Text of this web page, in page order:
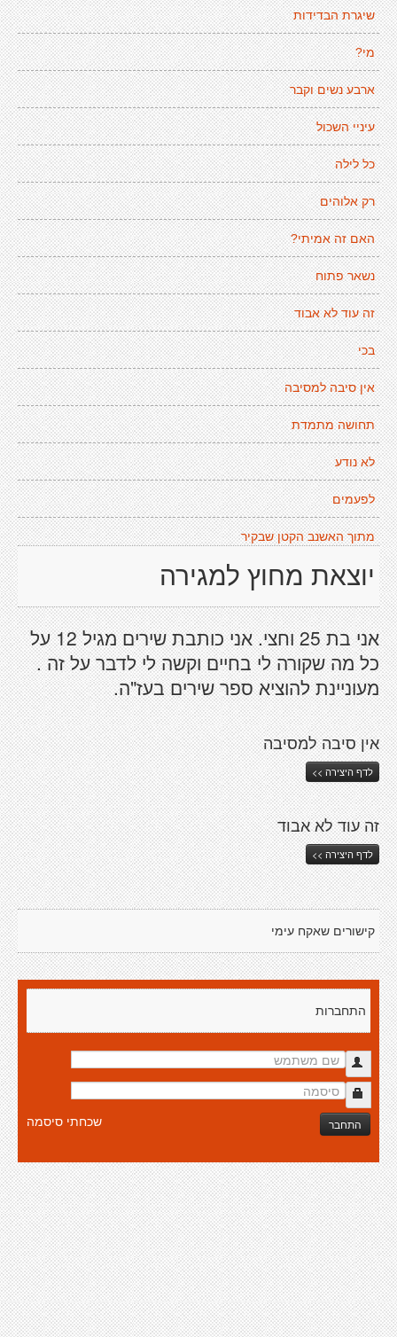
שיגרת הבדידות
מי?
ארבע נשים וקבר
עיניי השכול
כל לילה
רק אלוהים
האם זה אמיתי?
נשאר פתוח
זה עוד לא אבוד
בכי
אין סיבה למסיבה
תחושה מתמדת
לא נודע
לפעמים
מתוך האשנב הקטן שבקיר
יוצאת מחוץ למגירה
אני בת 25 וחצי. אני כותבת שירים מגיל 12 על
כל מה שקורה לי בחיים וקשה לי לדבר על זה .
מעוניינת להוציא ספר שירים בעז"ה.
אין סיבה למסיבה
לדף היצירה >>
זה עוד לא אבוד
לדף היצירה >>
קישורים שאקח עימי
התחברות
התחבר שכחתי סיסמה